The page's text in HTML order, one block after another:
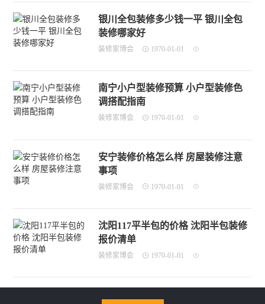
银川全包装修多少钱一平 银川全包
装修哪家好
装修家博会 1970-01-01
南宁小户型装修预算 小户型装修色
调搭配指南
装修家博会 1970-01-01
安宁装修价格怎么样 房屋装修注意
事项
装修家博会 1970-01-01
沈阳117平半包的价格 沈阳半包装修
报价清单
装修家博会 1970-01-01